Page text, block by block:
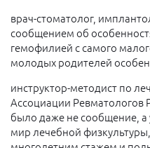
врач-стоматолог,
сообщением об
гемофилией с самого
молодых родителей
инструктор-методист по
Ассоциации Ревматологов
было даже не сообщение, а
мир лечебной